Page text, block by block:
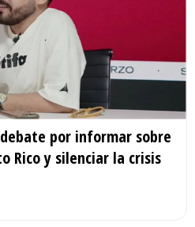
por informar sobre
Rico y silenciar la crisis